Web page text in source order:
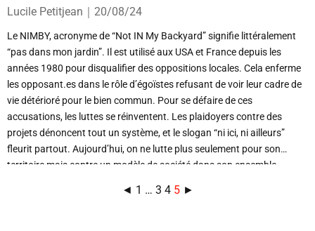
Lucile Petitjean ｜ 20/08/24
Le NIMBY, acronyme de “Not IN My Backyard” signifie littéralement
“pas dans mon jardin”. Il est utilisé aux USA et France depuis les
années 1980 pour disqualifier des oppositions locales. Cela enferme
les opposant.es dans le rôle d’égoïstes refusant de voir leur cadre de
vie détérioré pour le bien commun. Pour se défaire de ces
accusations, les luttes se réinventent. Les plaidoyers contre des
projets dénoncent tout un système, et le slogan “ni ici, ni ailleurs”
fleurit partout. Aujourd’hui, on ne lutte plus seulement pour son
territoire mais contre un modèle de société dans son ensemble.
◄ 1 … 3 4 5 ►